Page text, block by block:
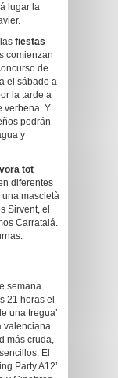
lugar la
fiestas
comienzan
de
el sábado a
la tarde a
verbena. Y
podrán
y
tot
diferentes
mascletà
Sirvent, el
Carratalá.
semana
21 horas el
una tregua’
valenciana
más cruda,
El
Party A12’